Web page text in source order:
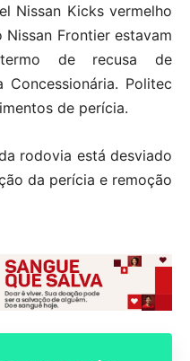
Nissan Kicks vermelho
Frontier estavam
de recusa de
Concessionária. Politec
de perícia.
rodovia está desviado
da perícia e remoção